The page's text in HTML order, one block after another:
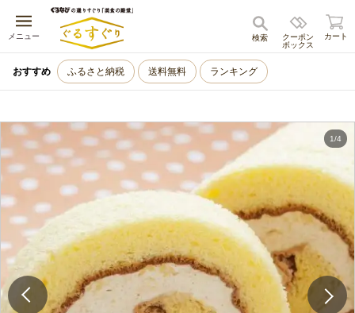
メニュー
キャンセル
クーポン
ボックス
検索 カート
おすすめ ふるさと納税 送料無料 ランキング
1/4